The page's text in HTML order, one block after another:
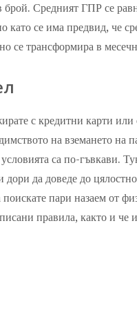
брой. Средният ГПР се
като се има предвид, че
се трансформира в
с кредитни карти
на вземането на
са по-гъвкави.
да доведе до
пари назаем от
правила, както и че